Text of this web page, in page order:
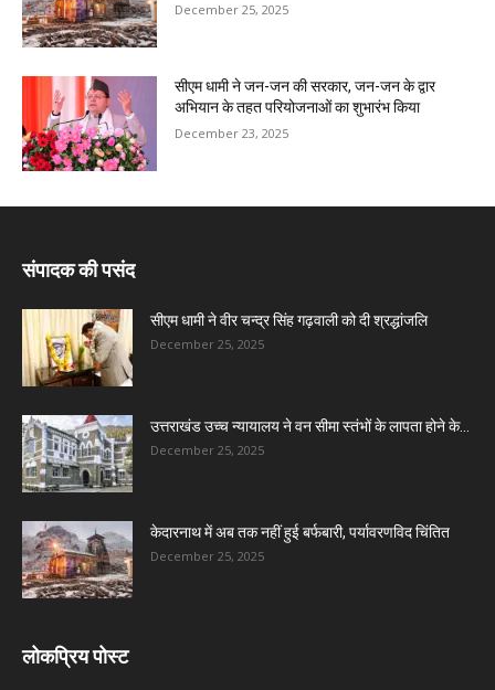
December 25, 2025
सीएम धामी ने जन-जन की सरकार, जन-जन के द्वार
अभियान के तहत परियोजनाओं का शुभारंभ किया
December 23, 2025
संपादक की पसंद
सीएम धामी ने वीर चन्द्र सिंह गढ़वाली को दी श्रद्धांजलि
December 25, 2025
उत्तराखंड उच्च न्यायालय ने वन सीमा स्तंभों के लापता होने के...
December 25, 2025
केदारनाथ में अब तक नहीं हुई बर्फबारी, पर्यावरणविद चिंतित
December 25, 2025
लोकप्रिय पोस्ट